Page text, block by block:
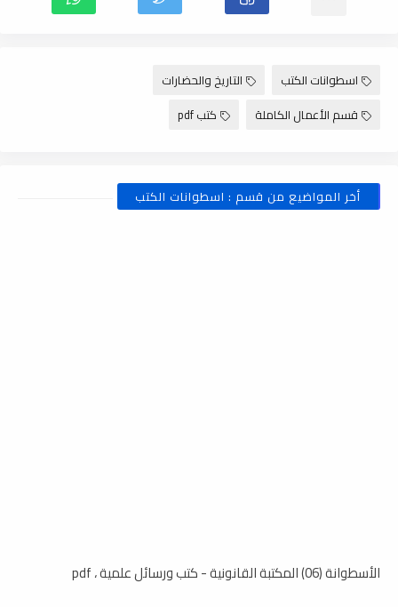
اسطوانات الكتب
التاريخ والحضارات
قسم الأعمال الكاملة
كتب pdf
أخر المواضيع من قسم : اسطوانات الكتب
الأسطوانة (06) المكتبة القانونية - كتب ورسائل علمية ، pdf